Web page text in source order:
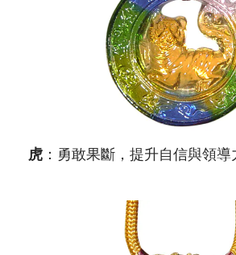
虎 ：勇敢果斷，提升自信與領導